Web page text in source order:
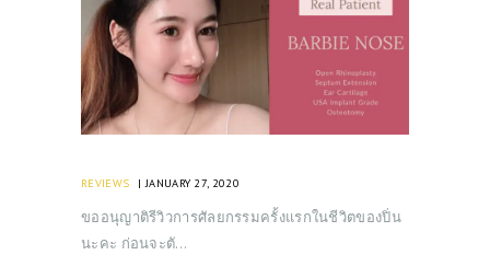
REVIEWS JANUARY 27, 2020
ขออนุญาติรีวิวการศัลยกรรมครั้งแรกในชีวิตของปิ่น
นะคะ ก่อนจะตั…